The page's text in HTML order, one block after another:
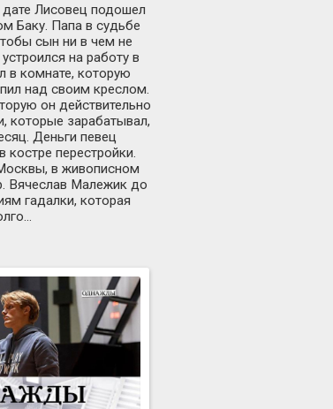
Лисовец подошел
Баку. Папа в судьбе
сын ни в чем не
на работу в
в комнате, которую
над своим креслом.
он действительно
которые зарабатывал,
Деньги певец
костре перестройки.
в живописном
Вячеслав Малежик до
гадалки, которая